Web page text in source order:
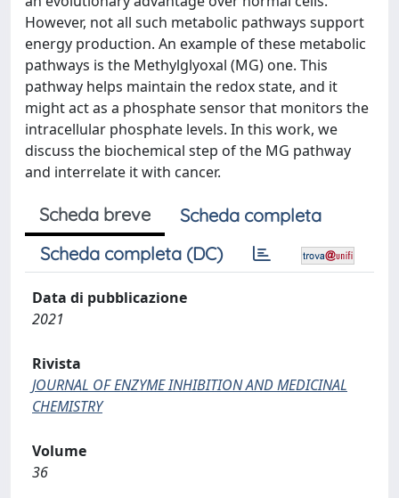
However, not all such metabolic pathways support
energy production. An example of these metabolic
pathways is the Methylglyoxal (MG) one. This
pathway helps maintain the redox state, and it
might act as a phosphate sensor that monitors the
intracellular phosphate levels. In this work, we
discuss the biochemical step of the MG pathway
and interrelate it with cancer.
Scheda breve
Scheda completa
Scheda completa (DC)
Data di pubblicazione
2021
Rivista
JOURNAL OF ENZYME INHIBITION AND MEDICINAL
CHEMISTRY
Volume
36